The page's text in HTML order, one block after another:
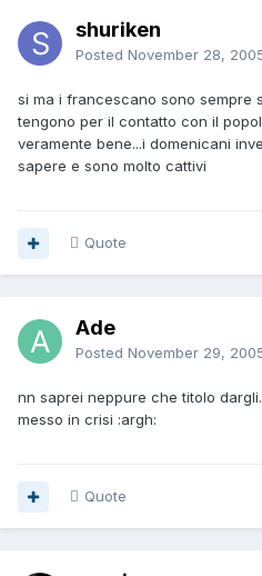
shuriken
Posted November 28,
si ma i francescano sono sempre
tengono per il contatto con il
veramente bene...i domenicani
sapere e sono molto cattivi
Quote
Ade
Posted November 29,
nn saprei neppure che titolo
messo in crisi :argh:
Quote